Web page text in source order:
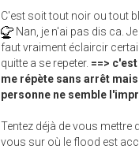
C'est soit tout noir ou tout
Nan, je n'ai pas dis ca.
faut vraiment éclaircir
quitte a se repeter. ==>
me répète sans arrêt
personne ne semble
Tentez déjà de vous mettre
vous sur où le flood est